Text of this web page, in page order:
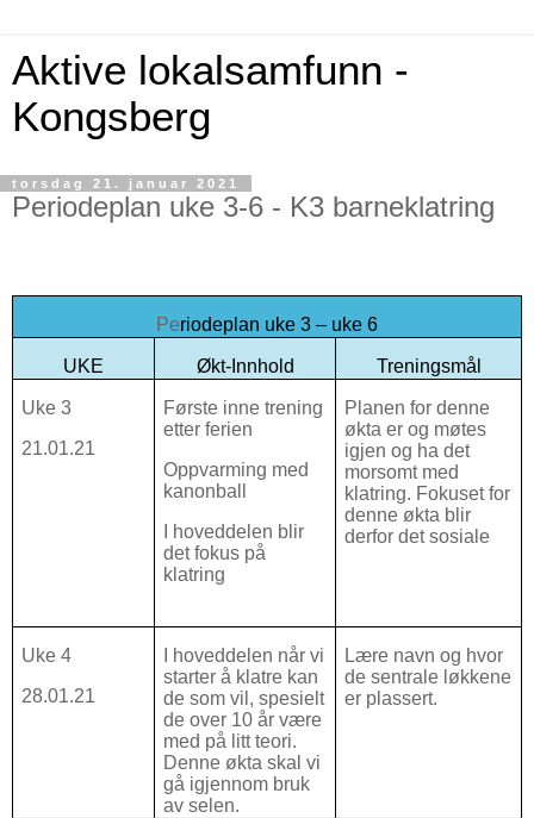
Aktive lokalsamfunn -
Kongsberg
torsdag 21. januar 2021
Periodeplan uke 3-6 - K3 barneklatring
Periodeplan uke 3 – uke 6
UKE Økt-Innhold Treningsmål
Uke 3
21.01.21
Første inne trening
etter ferien
Oppvarming med
kanonball
I hoveddelen blir
det fokus på
klatring
Planen for denne
økta er og møtes
igjen og ha det
morsomt med
klatring. Fokuset for
denne økta blir
derfor det sosiale
Uke 4
28.01.21
I hoveddelen når vi
starter å klatre kan
de som vil, spesielt
de over 10 år være
med på litt teori.
Denne økta skal vi
gå igjennom bruk
av selen.
Lære navn og hvor
de sentrale løkkene
er plassert.